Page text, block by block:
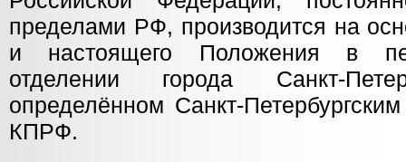
пределами РФ, производится на
и настоящего Положения в
отделении города Санкт-
определённом Санкт-
КПРФ.